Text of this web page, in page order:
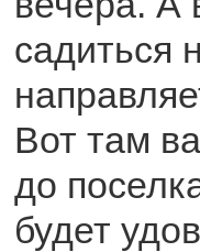
садиться
Вот там
до
будет